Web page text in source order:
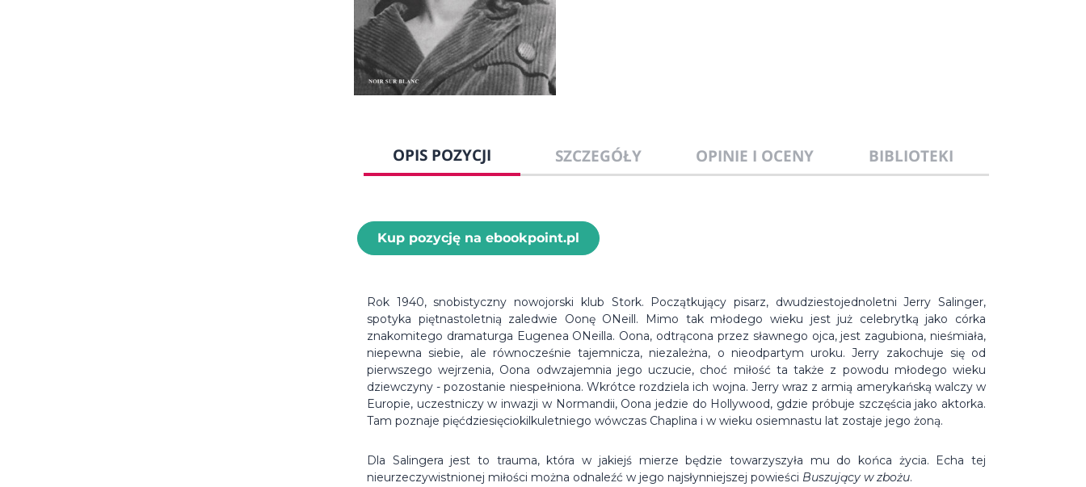
OPIS POZYCJI SZCZEGÓŁY OPINIE I OCENY BIBLIOTEKI
Kup pozycję na ebookpoint.pl
Rok 1940, snobistyczny nowojorski klub Stork. Początkujący pisarz, dwudziestojednoletni Jerry Salinger,
spotyka piętnastoletnią zaledwie Oonę ONeill. Mimo tak młodego wieku jest już celebrytką jako córka
znakomitego dramaturga Eugenea ONeilla. Oona, odtrącona przez sławnego ojca, jest zagubiona, nieśmiała,
niepewna siebie, ale równocześnie tajemnicza, niezależna, o nieodpartym uroku. Jerry zakochuje się od
pierwszego wejrzenia, Oona odwzajemnia jego uczucie, choć miłość ta także z powodu młodego wieku
dziewczyny - pozostanie niespełniona. Wkrótce rozdziela ich wojna. Jerry wraz z armią amerykańską walczy w
Europie, uczestniczy w inwazji w Normandii, Oona jedzie do Hollywood, gdzie próbuje szczęścia jako aktorka.
Tam poznaje pięćdziesięciokilkuletniego wówczas Chaplina i w wieku osiemnastu lat zostaje jego żoną.
Dla Salingera jest to trauma, która w jakiejś mierze będzie towarzyszyła mu do końca życia. Echa tej
nieurzeczywistnionej miłości można odnaleźć w jego najsłynniejszej powieści Buszujący w zbożu.